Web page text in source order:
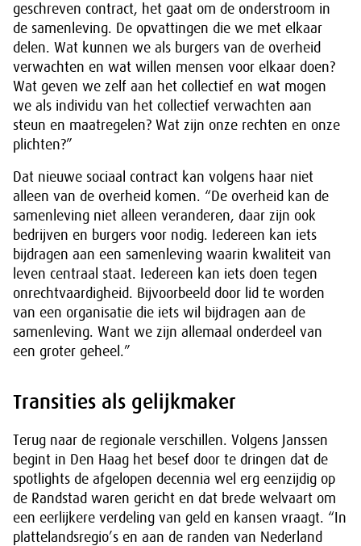
geschreven contract, het gaat om de onderstroom in
de samenleving. De opvattingen die we met elkaar
delen. Wat kunnen we als burgers van de overheid
verwachten en wat willen mensen voor elkaar doen?
Wat geven we zelf aan het collectief en wat mogen
we als individu van het collectief verwachten aan
steun en maatregelen? Wat zijn onze rechten en onze
plichten?”
Dat nieuwe sociaal contract kan volgens haar niet
alleen van de overheid komen. “De overheid kan de
samenleving niet alleen veranderen, daar zijn ook
bedrijven en burgers voor nodig. Iedereen kan iets
bijdragen aan een samenleving waarin kwaliteit van
leven centraal staat. Iedereen kan iets doen tegen
onrechtvaardigheid. Bijvoorbeeld door lid te worden
van een organisatie die iets wil bijdragen aan de
samenleving. Want we zijn allemaal onderdeel van
een groter geheel.”
Transities als gelijkmaker
Terug naar de regionale verschillen. Volgens Janssen
begint in Den Haag het besef door te dringen dat de
spotlights de afgelopen decennia wel erg eenzijdig op
de Randstad waren gericht en dat brede welvaart om
een eerlijkere verdeling van geld en kansen vraagt. “In
plattelandsregio’s en aan de randen van Nederland